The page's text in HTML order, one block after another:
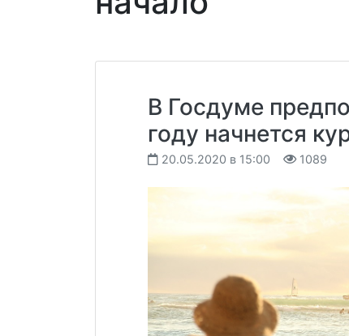
В Госдуме
году начнется
20.05.2020 в 15:00 1089